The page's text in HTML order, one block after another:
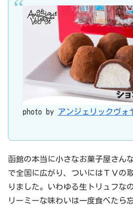
photo by アンジェリックヴォ
函館の本当に小さなお菓子屋さん
で全国に広がり、ついにはＴＶの
りました。いわゆる生トリュフな
リーミーな味わいは一度食べたら